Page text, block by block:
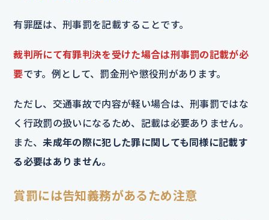
有罪歴は、刑事罰を記載することです。
裁判所にて有罪判決を受けた場合は刑事罰の記載が必
要です。例として、罰金刑や懲役刑があります。
ただし、交通事故で内容が軽い場合は、刑事罰ではな
く行政罰の扱いになるため、記載は必要ありません。
また、未成年の際に犯した罪に関しても同様に記載す
る必要はありません。
賞罰には告知義務があるため注意